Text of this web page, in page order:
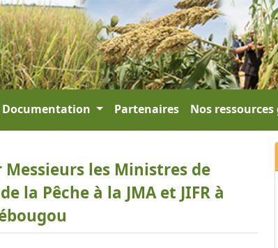
Documentation Partenaires Nos
les Ministres de
la Pêche à la JMA et JIFR à